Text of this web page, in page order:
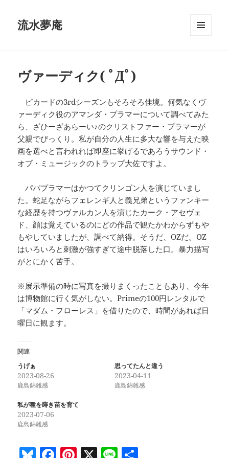
流水夢庵
ヴァーディク( ﾟДﾟ)
ピカードの3rdシーズンもそろそろ佳境。何気なくヴ
ァーディク役のアマンダ・プラマーについて調べてみた
ら、ざひーざあらーい♪のクリストファー・プラマーが
父親でびっくり。私が自分の人生に多大な響を与えた映
画を選べと言われれば即座に挙げるであろうサウンド・
オブ・ミュージックのトラップ大佐ですよ。
パパプラマーはかつてクリンゴン人を演じていまし
た。蛇足ながらフェレンギ人と義兄弟というファンキー
な経歴を持つヴァルカン人を演じたカーク・アセヴェ
ド、顔は覚えているのにどの作品で観たかわからずもや
もやしていましたが、調べて納得。そうだ、OZだ。OZ
はいろいろと刺激が強すぎて途中脱落した口。暴力描写
がとにかく苦手。
※展示準備の時に写真を撮りまくったこともあり、今年
は博物館に行く気がしない。Primeの100円レンタルで
「マダム・フローレス」を借りたので、時間があれば日
曜日に観ます。
関連
うげぁ
2023-08-26
鹿島錦雑感
思ってたんと違う
2023-04-11
鹿島錦雑感
私が種を蒔き苗を育て
2023-07-06
鹿島錦雑感